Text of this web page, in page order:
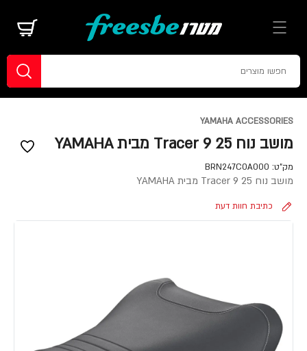
YAMAHA ACCESSORIES
מושב נוח Tracer 9 25 מבית YAMAHA
מק"ט: BRN247C0A000
מושב נוח Tracer 9 25 מבית YAMAHA
כתיבת חוות דעת